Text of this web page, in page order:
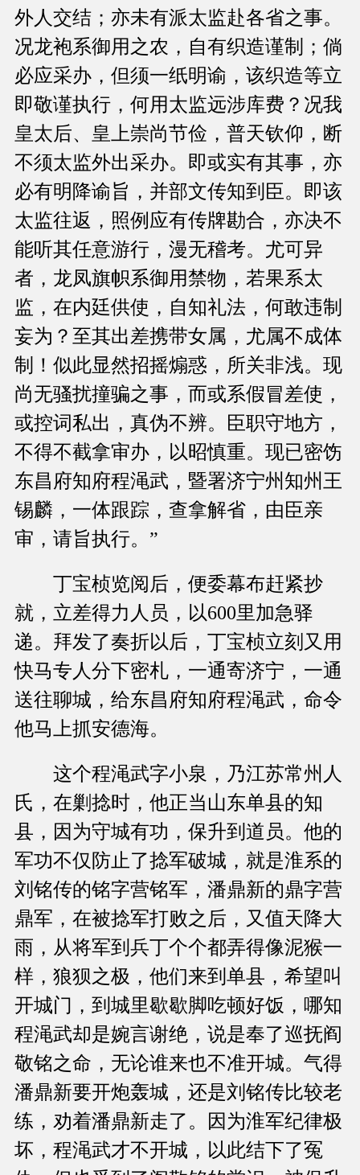
外人交结；亦未有派太监赴各省之事。
况龙袍系御用之农，自有织造谨制；倘
必应采办，但须一纸明谕，该织造等立
即敬谨执行，何用太监远涉库费？况我
皇太后、皇上崇尚节俭，普天钦仰，断
不须太监外出采办。即或实有其事，亦
必有明降谕旨，并部文传知到臣。即该
太监往返，照例应有传牌勘合，亦决不
能听其任意游行，漫无稽考。尤可异
者，龙凤旗帜系御用禁物，若果系太
监，在内廷供使，自知礼法，何敢违制
妄为？至其出差携带女属，尤属不成体
制！似此显然招摇煽惑，所关非浅。现
尚无骚扰撞骗之事，而或系假冒差使，
或控词私出，真伪不辨。臣职守地方，
不得不截拿审办，以昭慎重。现已密饬
东昌府知府程渑武，暨署济宁州知州王
锡麟，一体跟踪，查拿解省，由臣亲
审，请旨执行。”
丁宝桢览阅后，便委幕布赶紧抄
就，立差得力人员，以600里加急驿
递。拜发了奏折以后，丁宝桢立刻又用
快马专人分下密札，一通寄济宁，一通
送往聊城，给东昌府知府程渑武，命令
他马上抓安德海。
这个程渑武字小泉，乃江苏常州人
氏，在剿捻时，他正当山东单县的知
县，因为守城有功，保升到道员。他的
军功不仅防止了捻军破城，就是淮系的
刘铭传的铭字营铭军，潘鼎新的鼎字营
鼎军，在被捻军打败之后，又值天降大
雨，从将军到兵丁个个都弄得像泥猴一
样，狼狈之极，他们来到单县，希望叫
开城门，到城里歇歇脚吃顿好饭，哪知
程渑武却是婉言谢绝，说是奉了巡抚阎
敬铭之命，无论谁来也不准开城。气得
潘鼎新要开炮轰城，还是刘铭传比较老
练，劝着潘鼎新走了。因为淮军纪律极
坏，程渑武才不开城，以此结下了冤